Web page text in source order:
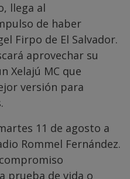
llega al
de haber
Firpo de El Salvador.
aprovechar su
Xelajú MC que
versión para
11 de agosto a
Rommel Fernández.
prueba de vida o